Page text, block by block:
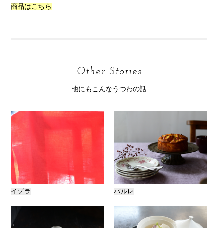
商品はこちら
Other Stories
他にもこんなうつわの話
イゾラ パルレ